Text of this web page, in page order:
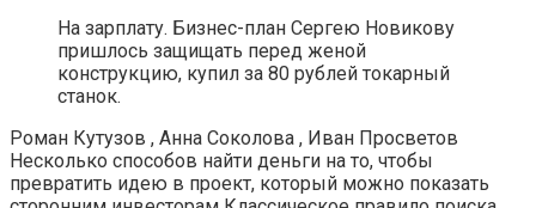
На зарплату. Бизнес-план Сергею Новикову
пришлось защищать перед женой
конструкцию, купил за 80 рублей токарный
станок.
Роман Кутузов , Анна Соколова , Иван Просветов
Несколько способов найти деньги на то, чтобы
превратить идею в проект, который можно показать